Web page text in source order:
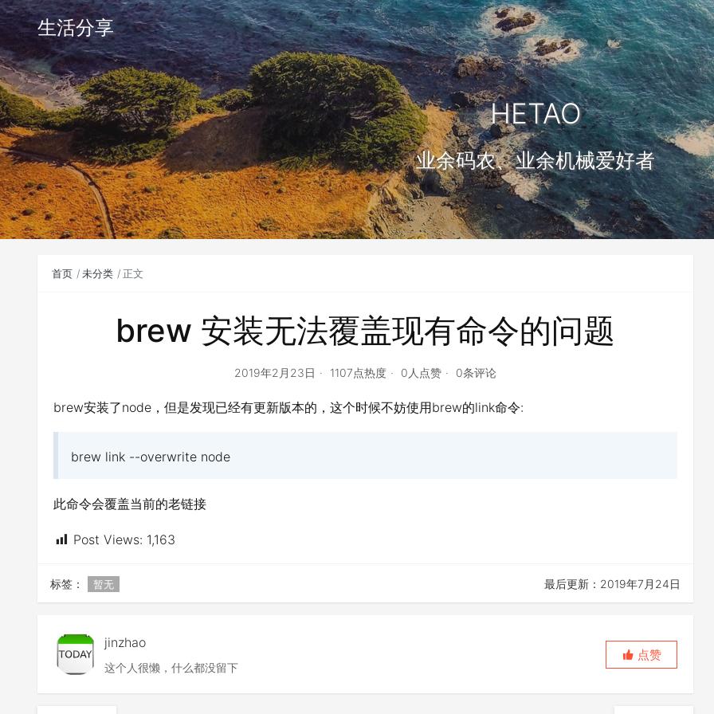
生活分享
HETAO
业余码农、业余机械爱好者
首页 未分类 正文
brew 安装无法覆盖现有命令的问题
2019年2月23日 1107点热度 0人点赞 0条评论
brew安装了node，但是发现已经有更新版本的，这个时候不妨使用brew的link命令:
brew link --overwrite node
此命令会覆盖当前的老链接
Post Views: 1,163
标签： 暂无 最后更新：2019年7月24日
jinzhao
这个人很懒，什么都没留下
点赞